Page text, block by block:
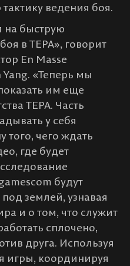
ведения боя.
на быструю
в ТЕРА», говорит
En Masse
«Теперь мы
им еще
ТЕРА. Часть
у себя
того, чего ждать
где будет
будут
землей, узнавая
и о том, что служит
сплочено,
друга. Используя
игры, координируя